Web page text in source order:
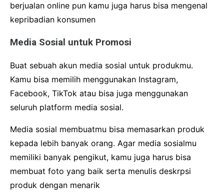
berjualan online pun kamu juga harus bisa mengenal
kepribadian konsumen
Media Sosial untuk Promosi
Buat sebuah akun media sosial untuk produkmu.
Kamu bisa memilih menggunakan Instagram,
Facebook, TikTok atau bisa juga menggunakan
seluruh platform media sosial.
Media sosial membuatmu bisa memasarkan produk
kepada lebih banyak orang. Agar media sosialmu
memiliki banyak pengikut, kamu juga harus bisa
membuat foto yang baik serta menulis deskrpsi
produk dengan menarik